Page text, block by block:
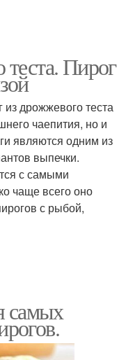
Пирог
из дрожжевого теста
чаепития, но и
являются одним из
выпечки.
с самыми
чаще всего оно
с рыбой,
самых